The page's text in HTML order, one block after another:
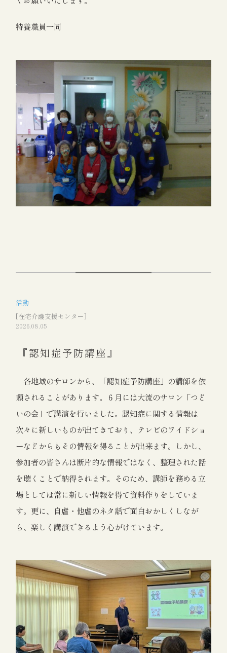
特養職員一同
活動
[在宅介護支援センター]
2026.08.05
『認知症予防講座』
各地域のサロンから、「認知症予防講座」の講師を依
頼されることがあります。６月には大流のサロン「つど
いの会」で講演を行いました。認知症に関する情報は
次々に新しいものが出てきており、テレビのワイドショ
ーなどからもその情報を得ることが出来ます。しかし、
参加者の皆さんは断片的な情報ではなく、整理された話
を聴くことで納得されます。そのため、講師を務める立
場としては常に新しい情報を得て資料作りをしていま
す。更に、自虐・他虐のネタ話で面白おかしくしなが
ら、楽しく講演できるよう心がけています。